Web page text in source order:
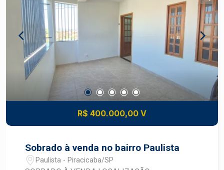
R$ 400.000,00 V
Sobrado à venda no bairro Paulista
Paulista - Piracicaba/SP